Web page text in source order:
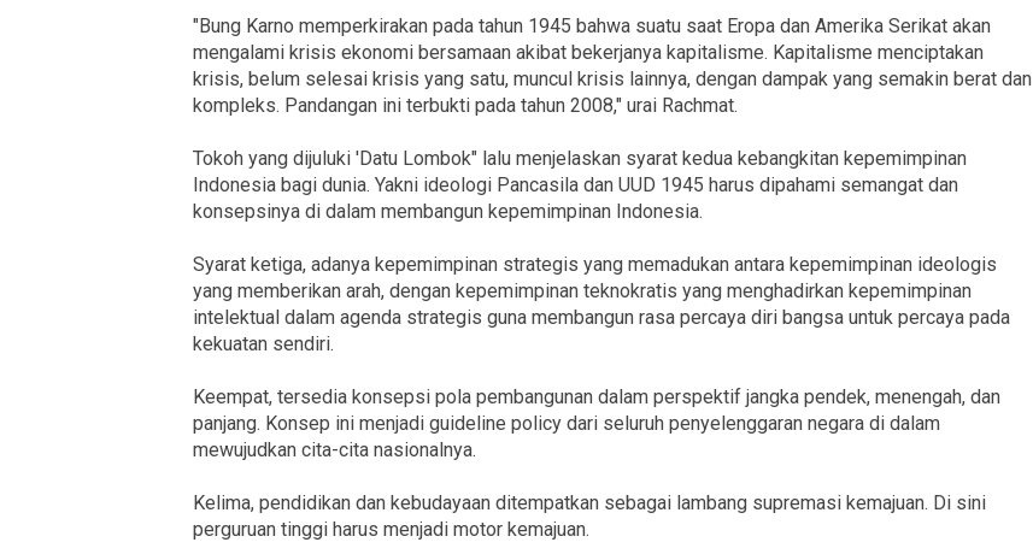
"Bung Karno memperkirakan pada tahun 1945 bahwa suatu saat Eropa dan Amerika Serikat akan
mengalami krisis ekonomi bersamaan akibat bekerjanya kapitalisme. Kapitalisme menciptakan
krisis, belum selesai krisis yang satu, muncul krisis lainnya, dengan dampak yang semakin berat dan
kompleks. Pandangan ini terbukti pada tahun 2008," urai Rachmat.
Tokoh yang dijuluki 'Datu Lombok" lalu menjelaskan syarat kedua kebangkitan kepemimpinan
Indonesia bagi dunia. Yakni ideologi Pancasila dan UUD 1945 harus dipahami semangat dan
konsepsinya di dalam membangun kepemimpinan Indonesia.
Syarat ketiga, adanya kepemimpinan strategis yang memadukan antara kepemimpinan ideologis
yang memberikan arah, dengan kepemimpinan teknokratis yang menghadirkan kepemimpinan
intelektual dalam agenda strategis guna membangun rasa percaya diri bangsa untuk percaya pada
kekuatan sendiri.
Keempat, tersedia konsepsi pola pembangunan dalam perspektif jangka pendek, menengah, dan
panjang. Konsep ini menjadi guideline policy dari seluruh penyelenggaran negara di dalam
mewujudkan cita-cita nasionalnya.
Kelima, pendidikan dan kebudayaan ditempatkan sebagai lambang supremasi kemajuan. Di sini
perguruan tinggi harus menjadi motor kemajuan.